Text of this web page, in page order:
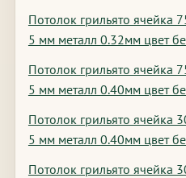
Потолок грильято ячейка
5 мм металл 0.32мм цвет
Потолок грильято ячейка
5 мм металл 0.40мм цвет
Потолок грильято ячейка
5 мм металл 0.40мм цвет
Потолок грильято ячейка